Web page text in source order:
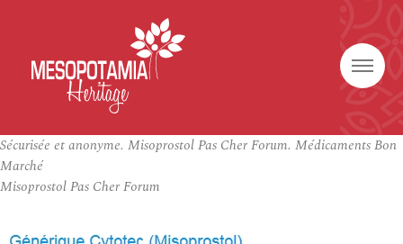
Sécurisée et anonyme. Misoprostol Pas Cher Forum. Médicaments Bon
Marché
Misoprostol Pas Cher Forum